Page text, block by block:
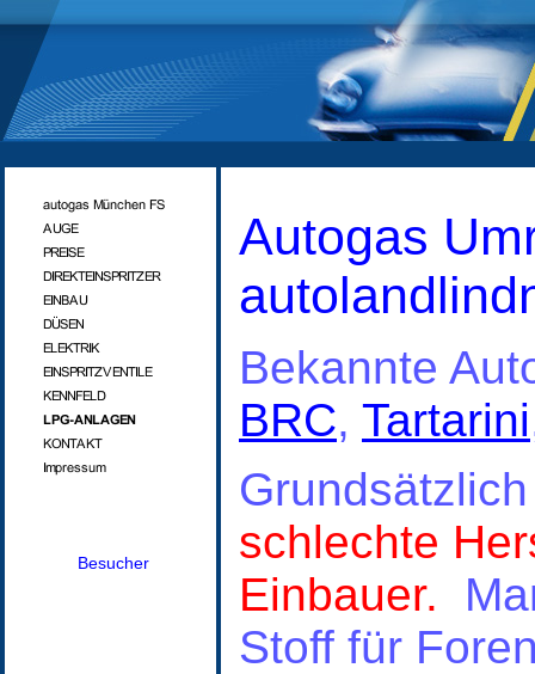
Besucher
Autogas
Bekannte
BRC, Tartarini
schlechte
Einbauer.
Stoff für